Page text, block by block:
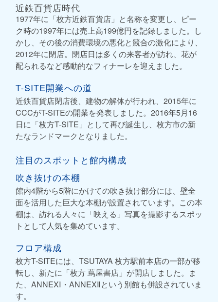
近鉄百貨店時代
1977年に「枚方近鉄百貨店」と名称を変更し、ピー
ク時の1997年には売上高199億円を記録しました。し
かし、その後の消費環境の悪化と競合の激化により、
2012年に閉店。閉店日は多くの来客者が訪れ、花が
配られるなど感動的なフィナーレを迎えました。
T-SITE開業への道
近鉄百貨店閉店後、建物の解体が行われ、2015年に
CCCがT-SITEの開業を発表しました。2016年5月16
日に「枚方T-SITE」として再び誕生し、枚方市の新
たなランドマークとなりました。
注目のスポットと館内構成
吹き抜けの本棚
館内4階から5階にかけての吹き抜け部分には、壁全
面を活用した巨大な本棚が設置されています。この本
棚は、訪れる人々に「映える」写真を撮影するスポッ
トとして人気を集めています。
フロア構成
枚方T-SITEには、TSUTAYA 枚方駅前本店の一部が移
転し、新たに「枚方 蔦屋書店」が開店しました。ま
た、ANNEXⅠ・ANNEXⅡという別館も併設されていま
す。